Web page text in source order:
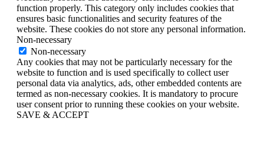
function properly. This category only includes cookies that
ensures basic functionalities and security features of the
website. These cookies do not store any personal information.
Non-necessary
Non-necessary
Any cookies that may not be particularly necessary for the
website to function and is used specifically to collect user
personal data via analytics, ads, other embedded contents are
termed as non-necessary cookies. It is mandatory to procure
user consent prior to running these cookies on your website.
SAVE & ACCEPT